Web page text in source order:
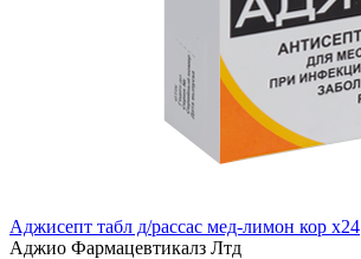
Аджисепт табл д/рассас мед-лимон кор x24
Аджио Фармацевтикалз Лтд